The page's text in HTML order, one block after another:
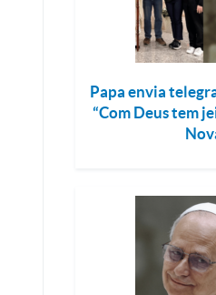
Papa envia
“Com Deus tem